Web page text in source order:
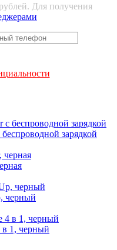
Для получения
зарядкой
черный
1, черный